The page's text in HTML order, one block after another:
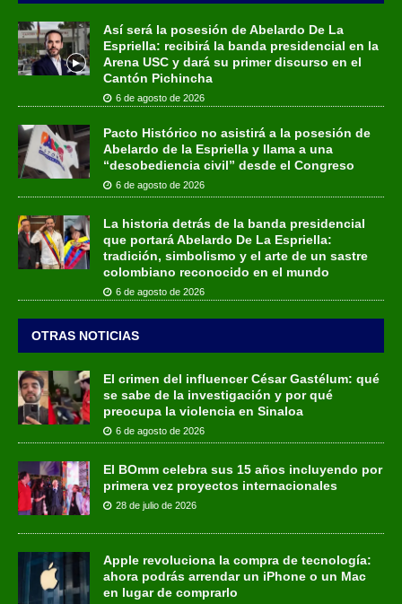
Así será la posesión de Abelardo De La
Espriella: recibirá la banda presidencial en la
Arena USC y dará su primer discurso en el
Cantón Pichincha
6 de agosto de 2026
Pacto Histórico no asistirá a la posesión de
Abelardo de la Espriella y llama a una
“desobediencia civil” desde el Congreso
6 de agosto de 2026
La historia detrás de la banda presidencial
que portará Abelardo De La Espriella:
tradición, simbolismo y el arte de un sastre
colombiano reconocido en el mundo
6 de agosto de 2026
OTRAS NOTICIAS
El crimen del influencer César Gastélum: qué
se sabe de la investigación y por qué
preocupa la violencia en Sinaloa
6 de agosto de 2026
El BOmm celebra sus 15 años incluyendo por
primera vez proyectos internacionales
28 de julio de 2026
Apple revoluciona la compra de tecnología:
ahora podrás arrendar un iPhone o un Mac
en lugar de comprarlo